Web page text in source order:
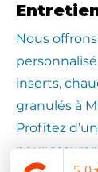
Nous
inserts,
granulés à
Profitez
pour